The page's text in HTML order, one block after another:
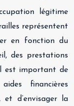
légitime
représentent
en fonction du
des prestations
est important de
financières
d’envisager la